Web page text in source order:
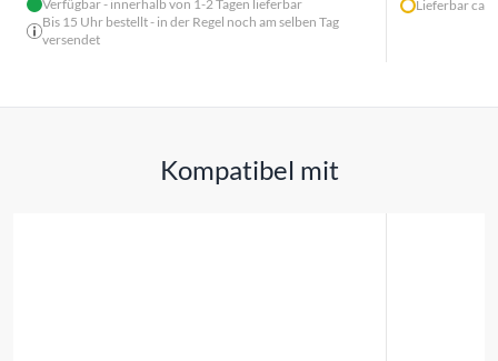
Verfügbar - innerhalb von 1-2 Tagen lieferbar
Bis 15 Uhr bestellt - in der Regel noch am selben Tag
versendet
Lieferbar ca.
Kompatibel mit